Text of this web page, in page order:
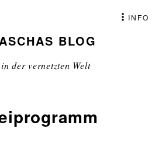
BLOG
der vernetzten Welt
INFO